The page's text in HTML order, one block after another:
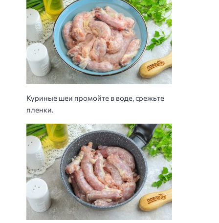
Куриные шеи промойте в воде, срежьте
пленки.